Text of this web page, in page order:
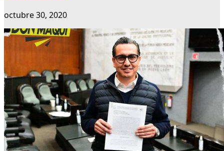
octubre 30, 2020